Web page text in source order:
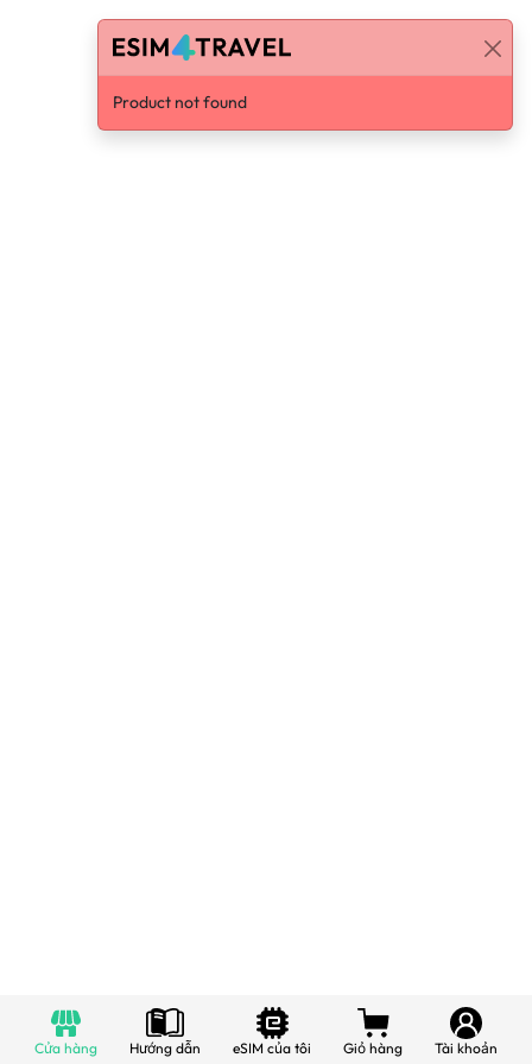
Cửa hàng Hướng dẫn eSIM của tôi Giỏ hàng Tài khoản
Product not found